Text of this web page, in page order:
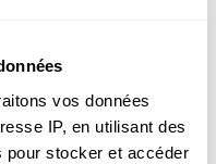
vos données
IP, en utilisant des
pour stocker et accéder
de perles 04mm citrine
A
reservé aux professionnels,